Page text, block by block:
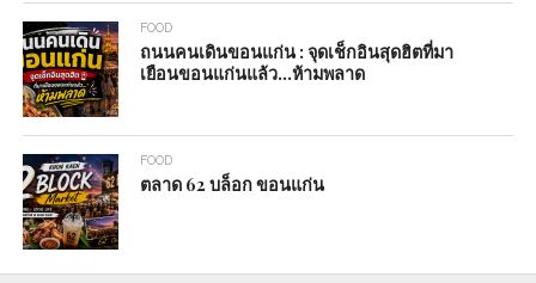
FOOD
ถนนคนเดินขอนแก่น : จุดเช็กอินสุดฮิตที่มา
เยือนขอนแก่นแล้ว…ห้ามพลาด
FOOD
ตลาด 62 บล็อก ขอนแก่น